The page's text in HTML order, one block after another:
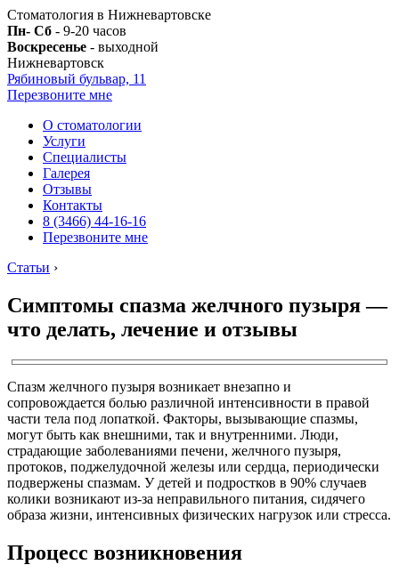
Стоматология в Нижневартовске
Пн- Сб - 9-20 часов
Воскресенье - выходной
Нижневартовск
Рябиновый бульвар, 11
Перезвоните мне
О стоматологии
Услуги
Специалисты
Галерея
Отзывы
Контакты
8 (3466) 44-16-16
Перезвоните мне
Статьи ›
Симптомы спазма желчного пузыря —
что делать, лечение и отзывы
Спазм желчного пузыря возникает внезапно и
сопровождается болью различной интенсивности в правой
части тела под лопаткой. Факторы, вызывающие спазмы,
могут быть как внешними, так и внутренними. Люди,
страдающие заболеваниями печени, желчного пузыря,
протоков, поджелудочной железы или сердца, периодически
подвержены спазмам. У детей и подростков в 90% случаев
колики возникают из-за неправильного питания, сидячего
образа жизни, интенсивных физических нагрузок или стресса.
Процесс возникновения